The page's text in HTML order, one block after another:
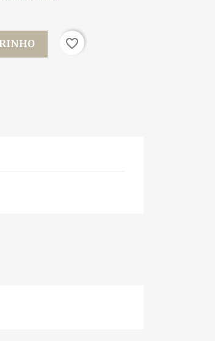
favorite_border